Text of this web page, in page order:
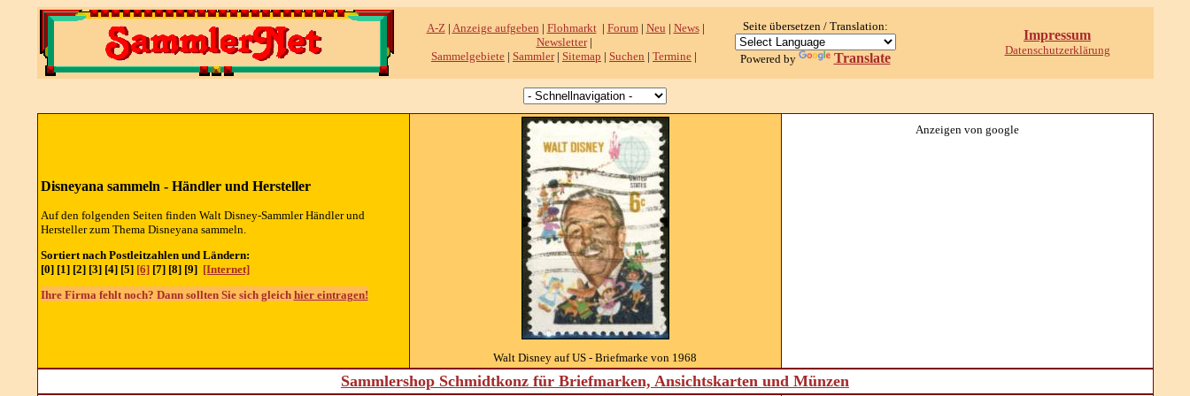
A-Z| Anzeige aufgeben | Flohmarkt| Forum| Neu | News|
Newsletter|
Sammelgebiete | Sammler| Sitemap | Suchen | Termine |
Seite übersetzen / Translation:
Powered by Translate
Impressum
Datenschutzerklärung
Disneyana sammeln - Händler und Hersteller
Auf den folgenden Seiten finden Walt Disney-SammlerHändler und
Herstellerzum Thema Disneyana sammeln.
Sortiert nach Postleitzahlen und Ländern:
[0] [1] [2] [3] [4] [5] [6][7] [8] [9] [Internet]
Ihre Firma fehlt noch? Dann sollten Sie sich gleich hier eintragen!
Walt Disney auf US - Briefmarke von 1968
Anzeigen von google
Sammlershop Schmidtkonz für Briefmarken, Ansichtskarten und Münzen